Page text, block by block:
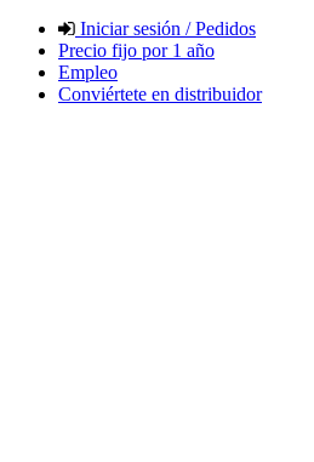
Iniciar sesión / Pedidos
Precio fijo por 1 año
Empleo
Conviértete en distribuidor